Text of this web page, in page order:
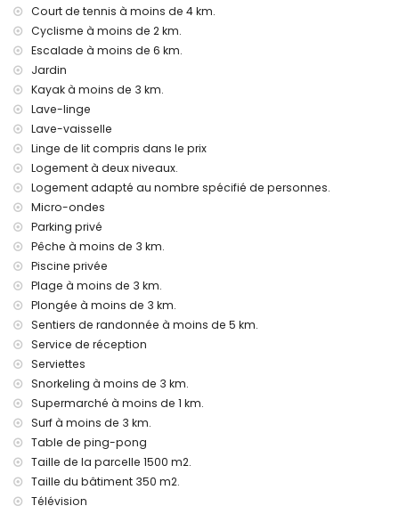
ville la plus proche : Javea (à moins de 1000 mètres de la
villa)
rivière ou rive la plus proche : Méditerranée (à moins de 3
kilomètres de la villa)
plage la plus proche : Playa de La Grava (à moins de 3
kilomètres de la villa)
port le plus proche : Puerto de Javea (à moins de 4
kilomètres de la villa)
parc le plus proche : Plaza Parque Reina Sofia (à moins de
2 kilomètres de la villa)
aéroport le plus proche : Alicante (à moins de 100
kilomètres de la villa)
deuxième aéroport le plus proche : Valence (> 100
kilomètres)
transports publics à proximité : bus à moins de 1000 mètres
animaux de compagnie admis
L'hébergement est très adapté pour les familles avec
enfants
Installations et services inclus dans le prix de location de la
villa
internet (fibre optique)
fer et planche à repasser
linge de lit et serviettes
service de réception et service d'urgence 24 heures sur 24
chauffage central et climatisation
Installations et services à charge supplémentaire
Court de tennis à moins de 4 km.
Cyclisme à moins de 2 km.
Escalade à moins de 6 km.
Jardin
Kayak à moins de 3 km.
Lave-linge
Lave-vaisselle
Linge de lit compris dans le prix
Logement à deux niveaux.
Logement adapté au nombre spécifié de personnes.
Micro-ondes
Parking privé
Pêche à moins de 3 km.
Piscine privée
Plage à moins de 3 km.
Plongée à moins de 3 km.
Sentiers de randonnée à moins de 5 km.
Service de réception
Serviettes
Snorkeling à moins de 3 km.
Supermarché à moins de 1 km.
Surf à moins de 3 km.
Table de ping-pong
Taille de la parcelle 1500 m2.
Taille du bâtiment 350 m2.
Télévision